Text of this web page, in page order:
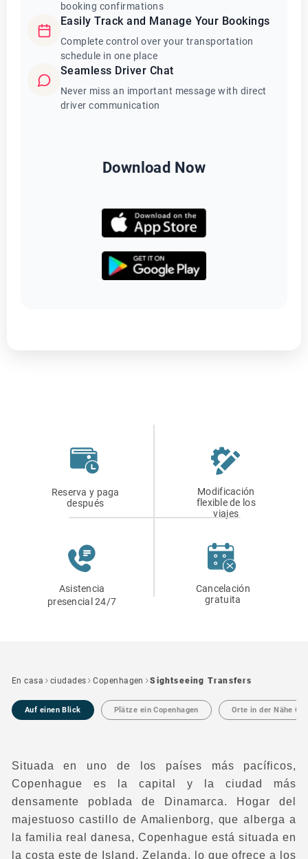
booking confirmations
Easily Track and Manage Your Bookings
Complete control over your transportation
schedule in one place
Seamless Driver Chat
Never miss an important message with direct
driver communication
Download Now
Reserva y paga
después
Modificación
flexible de los
viajes
Cancelación
gratuita
Asistencia
presencial 24/7
En casa ciudades Copenhagen Sightseeing Transfers
Auf einen Blick Plätze ein Copenhagen Orte in der Nähe
Situada en uno de los países más pacíficos,
Copenhague es la capital y la ciudad más
densamente poblada de Dinamarca. Hogar del
majestuoso castillo de Amalienborg, que alberga a
la familia real danesa, Copenhague está situada en
la costa este de Island, Zelanda, lo que ofrece a los